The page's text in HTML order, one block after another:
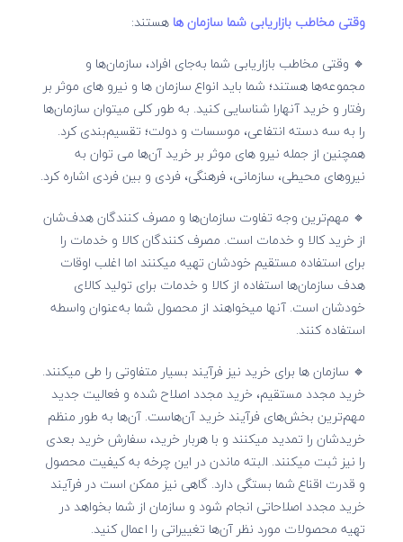
وقتی مخاطب بازاریابی شما سازمان ها هستند:
🔹 وقتی مخاطب بازاریابی شما به‌جای افراد، سازمان‌ها و
مجموعه‌ها هستند؛ شما باید انواع سازمان ها و نیرو های موثر بر
رفتار و خرید آنهارا شناسایی کنید. به طور کلی میتوان سازمان‌ها
را به سه دسته انتفاعی، موسسات و دولت؛ تقسیم‌بندی کرد.
همچنین از جمله نیرو های موثر بر خرید آن‌ها می توان به
نیروهای محیطی، سازمانی، فرهنگی، فردی و بین فردی اشاره کرد.
🔹 مهم‌ترین وجه تفاوت سازمان‌ها و مصرف کنندگان هدف‌شان
از خرید کالا و خدمات است. مصرف کنندگان کالا و خدمات را
برای استفاده مستقیم خودشان تهیه میکنند اما اغلب اوقات
هدف سازمان‌ها استفاده از کالا و خدمات برای تولید کالای
خودشان است. آنها میخواهند از محصول شما به‌عنوان واسطه
استفاده کنند.
🔹 سازمان ها برای خرید نیز فرآیند بسیار متفاوتی را طی میکنند.
خرید مجدد مستقیم، خرید مجدد اصلاح شده و فعالیت جدید
مهم‌ترین بخش‌های فرآیند خرید آن‌هاست. آن‌ها به طور منظم
خریدشان را تمدید میکنند و با هربار خرید، سفارش خرید بعدی
را نیز ثبت میکنند. البته ماندن در این چرخه به کیفیت محصول
و قدرت اقناع شما بستگی دارد. گاهی نیز ممکن است در فرآیند
خرید مجدد اصلاحاتی انجام شود و سازمان از شما بخواهد در
تهیه محصولات مورد نظر آن‌ها تغییراتی را اعمال کنید.